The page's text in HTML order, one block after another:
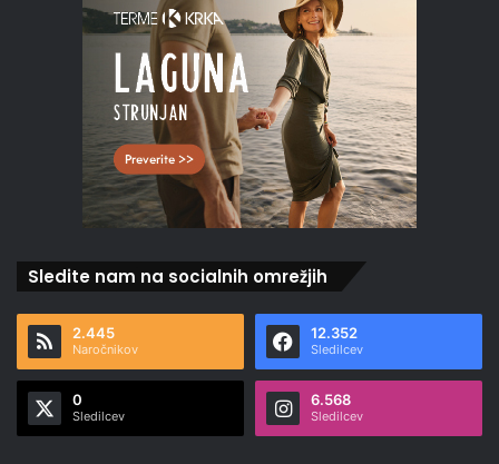
Sledite nam na socialnih omrežjih
2.445
Naročnikov
12.352
Sledilcev
0
Sledilcev
6.568
Sledilcev